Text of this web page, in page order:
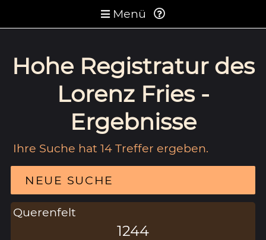
Menü
Hohe Registratur des
Lorenz Fries -
Ergebnisse
Ihre Suche hat 14 Treffer ergeben.
NEUE SUCHE
Querenfelt
1244